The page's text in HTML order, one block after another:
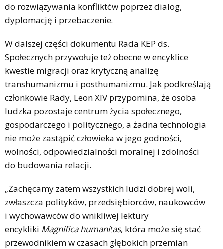
do rozwiązywania konfliktów poprzez dialog,
dyplomację i przebaczenie.
W dalszej części dokumentu Rada KEP ds.
Społecznych przywołuje też obecne w encyklice
kwestie migracji oraz krytyczną analizę
transhumanizmu i posthumanizmu. Jak podkreślają
członkowie Rady, Leon XIV przypomina, że osoba
ludzka pozostaje centrum życia społecznego,
gospodarczego i politycznego, a żadna technologia
nie może zastąpić człowieka w jego godności,
wolności, odpowiedzialności moralnej i zdolności
do budowania relacji.
„Zachęcamy zatem wszystkich ludzi dobrej woli,
zwłaszcza polityków, przedsiębiorców, naukowców
i wychowawców do wnikliwej lektury
encykliki Magnifica humanitas, która może się stać
przewodnikiem w czasach głębokich przemian